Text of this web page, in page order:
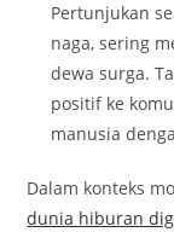
Pertunjukan
naga, sering
dewa surga.
positif ke
manusia
Dalam konteks
dunia hiburan